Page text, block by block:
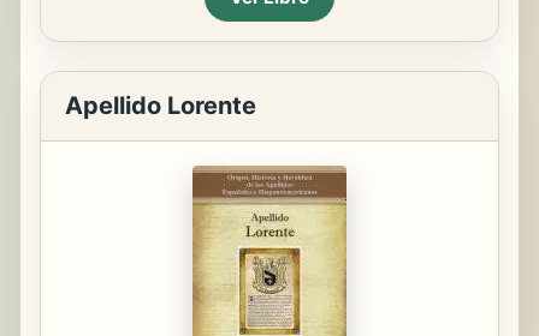
Apellido Lorente